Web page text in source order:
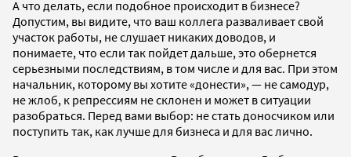
А что делать, если подобное происходит в бизнесе?
Допустим, вы видите, что ваш коллега разваливает свой
участок работы, не слушает никаких доводов, и
понимаете, что если так пойдет дальше, это обернется
серьезными последствиям, в том числе и для вас. При этом
начальник, которому вы хотите «донести», — не самодур,
не жлоб, к репрессиям не склонен и может в ситуации
разобраться. Перед вами выбор: не стать доносчиком или
поступить так, как лучше для бизнеса и для вас лично.